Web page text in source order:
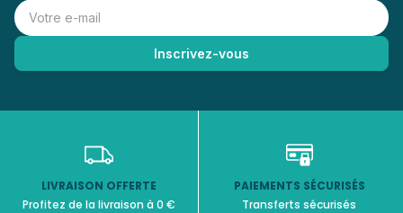
LIVRAISON OFFERTE
Profitez de la livraison à 0 €
PAIEMENTS SÉCURISÉS
Transferts sécurisés